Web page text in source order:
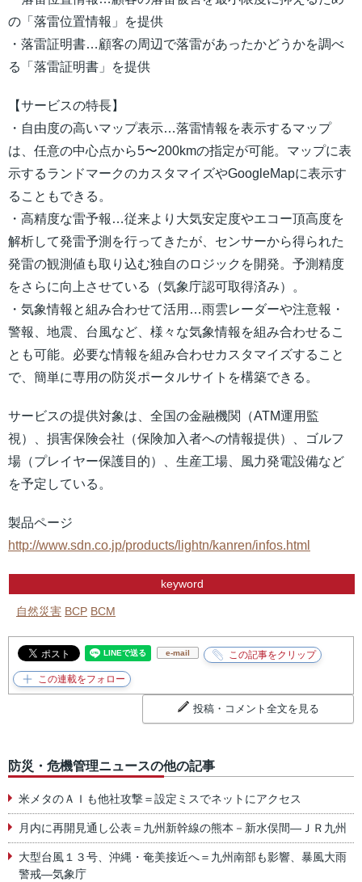
の「落雷位置情報」を提供
・落雷証明書…顧客の周辺で落雷があったかどうかを調べ
る「落雷証明書」を提供
【サービスの特長】
・自由度の高いマップ表示…落雷情報を表示するマップ
は、任意の中心点から5〜200kmの指定が可能。マップに表
示するランドマークのカスタマイズやGoogleMapに表示す
ることもできる。
・高精度な雷予報…従来より大気安定度やエコー頂高度を
解析して発雷予測を行ってきたが、センサーから得られた
発雷の観測値も取り込む独自のロジックを開発。予測精度
をさらに向上させている（気象庁認可取得済み）。
・気象情報と組み合わせて活用…雨雲レーダーや注意報・
警報、地震、台風など、様々な気象情報を組み合わせるこ
とも可能。必要な情報を組み合わせカスタマイズすること
で、簡単に専用の防災ポータルサイトを構築できる。
サービスの提供対象は、全国の金融機関（ATM運用監
視）、損害保険会社（保険加入者への情報提供）、ゴルフ
場（プレイヤー保護目的）、生産工場、風力発電設備など
を予定している。
製品ページ
http://www.sdn.co.jp/products/lightn/kanren/infos.html
keyword
自然災害 BCP BCM
e-mail
投稿・コメント全文を見る
防災・危機管理ニュースの他の記事
米メタのＡＩも他社攻撃＝設定ミスでネットにアクセス
月内に再開見通し公表＝九州新幹線の熊本－新水俣間―ＪＲ九州
大型台風１３号、沖縄・奄美接近へ＝九州南部も影響、暴風大雨
警戒―気象庁